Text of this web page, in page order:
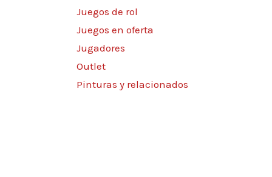
Juegos de rol
Juegos en oferta
Jugadores
Outlet
Pinturas y relacionados